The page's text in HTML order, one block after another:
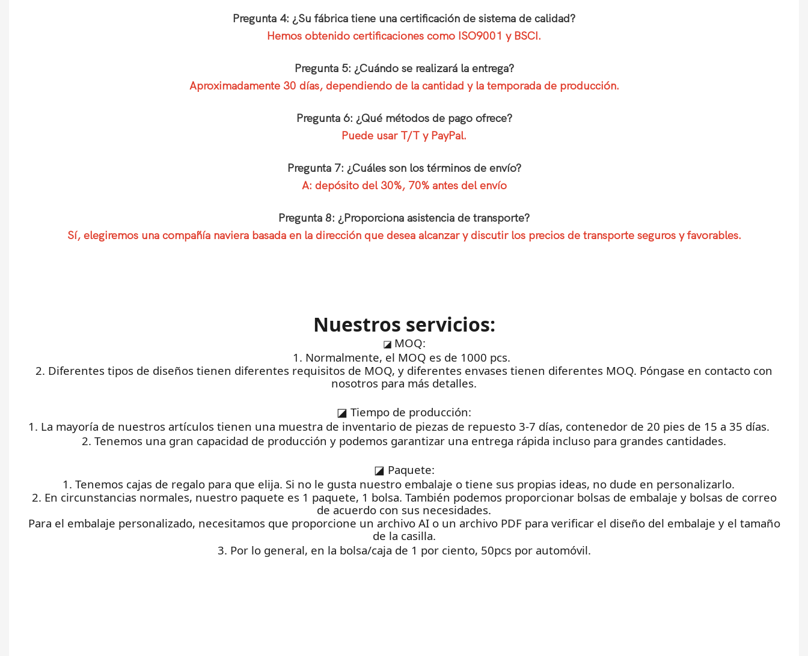
Pregunta 4: ¿Su fábrica tiene una certificación de sistema de calidad?
Hemos obtenido certificaciones como ISO9001 y BSCI.
Pregunta 5: ¿Cuándo se realizará la entrega?
Aproximadamente 30 días, dependiendo de la cantidad y la temporada de producción.
Pregunta 6: ¿Qué métodos de pago ofrece?
Puede usar T/T y PayPal.
Pregunta 7: ¿Cuáles son los términos de envío?
A: depósito del 30%, 70% antes del envío
Pregunta 8: ¿Proporciona asistencia de transporte?
Sí, elegiremos una compañía naviera basada en la dirección que desea alcanzar y discutir los precios de transporte seguros y favorables.
Nuestros servicios:
◪ MOQ:
1. Normalmente, el MOQ es de 1000 pcs.
2. Diferentes tipos de diseños tienen diferentes requisitos de MOQ, y diferentes envases tienen diferentes MOQ. Póngase en contacto con
nosotros para más detalles.
◪ Tiempo de producción:
1. La mayoría de nuestros artículos tienen una muestra de inventario de piezas de repuesto 3-7 días, contenedor de 20 pies de 15 a 35 días.
2. Tenemos una gran capacidad de producción y podemos garantizar una entrega rápida incluso para grandes cantidades.
◪ Paquete:
1. Tenemos cajas de regalo para que elija. Si no le gusta nuestro embalaje o tiene sus propias ideas, no dude en personalizarlo.
2. En circunstancias normales, nuestro paquete es 1 paquete, 1 bolsa. También podemos proporcionar bolsas de embalaje y bolsas de correo
de acuerdo con sus necesidades.
Para el embalaje personalizado, necesitamos que proporcione un archivo AI o un archivo PDF para verificar el diseño del embalaje y el tamaño
de la casilla.
3. Por lo general, en la bolsa/caja de 1 por ciento, 50pcs por automóvil.